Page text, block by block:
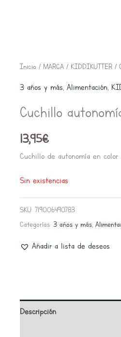
Inicio / MARCA/ KIDDIKUTTER/
3 años y más, Alimentación,
Cuchillo
13,95€
Cuchillo de autonomía en
Sin existencias
SKU: 719006490783
Categorías: 3 años y más,
Añadir a lista de deseos
Descripción